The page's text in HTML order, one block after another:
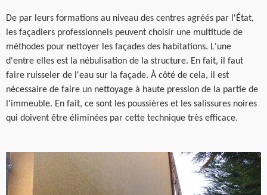
De par leurs formations au niveau des centres agréés par l'État,
les façadiers professionnels peuvent choisir une multitude de
méthodes pour nettoyer les façades des habitations. L'une
d'entre elles est la nébulisation de la structure. En fait, il faut
faire ruisseler de l'eau sur la façade. À côté de cela, il est
nécessaire de faire un nettoyage à haute pression de la partie de
l'immeuble. En fait, ce sont les poussières et les salissures noires
qui doivent être éliminées par cette technique très efficace.